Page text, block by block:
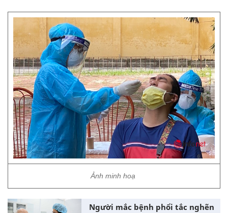
Ảnh minh hoạ
Người mắc bệnh phổi tắc nghẽn